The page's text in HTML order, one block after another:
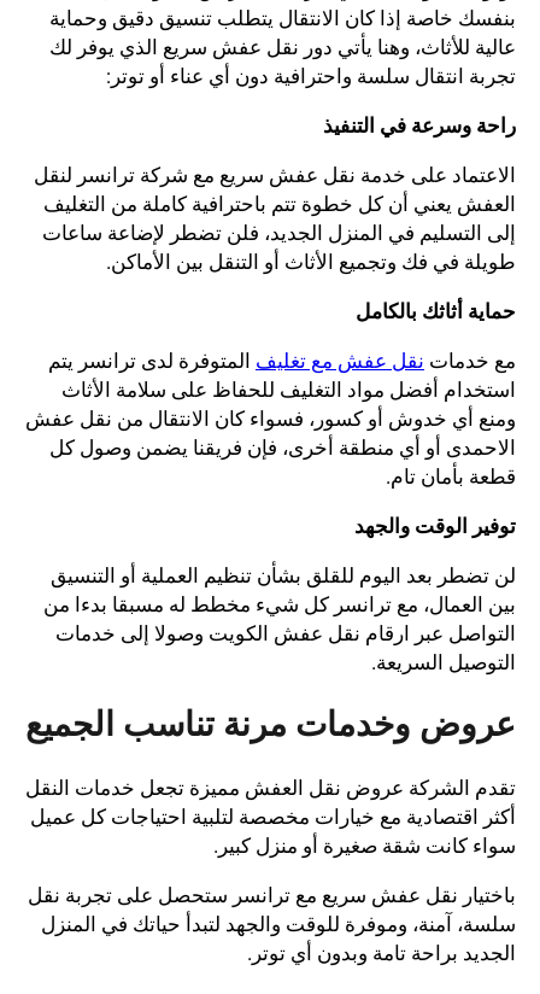
بنفسك خاصة إذا كان الانتقال يتطلب تنسيق دقيق وحماية
عالية للأثاث، وهنا يأتي دور نقل عفش سريع الذي يوفر لك
تجربة انتقال سلسة واحترافية دون أي عناء أو توتر:
راحة وسرعة في التنفيذ
الاعتماد على خدمة نقل عفش سريع مع شركة ترانسر لنقل
العفش يعني أن كل خطوة تتم باحترافية كاملة من التغليف
إلى التسليم في المنزل الجديد، فلن تضطر لإضاعة ساعات
طويلة في فك وتجميع الأثاث أو التنقل بين الأماكن.
حماية أثاثك بالكامل
مع خدمات نقل عفش مع تغليف المتوفرة لدى ترانسر يتم
استخدام أفضل مواد التغليف للحفاظ على سلامة الأثاث
ومنع أي خدوش أو كسور، فسواء كان الانتقال من نقل عفش
الاحمدى أو أي منطقة أخرى، فإن فريقنا يضمن وصول كل
قطعة بأمان تام.
توفير الوقت والجهد
لن تضطر بعد اليوم للقلق بشأن تنظيم العملية أو التنسيق
بين العمال، مع ترانسر كل شيء مخطط له مسبقا بدءا من
التواصل عبر ارقام نقل عفش الكويت وصولا إلى خدمات
التوصيل السريعة.
عروض وخدمات مرنة تناسب الجميع
تقدم الشركة عروض نقل العفش مميزة تجعل خدمات النقل
أكثر اقتصادية مع خيارات مخصصة لتلبية احتياجات كل عميل
سواء كانت شقة صغيرة أو منزل كبير.
باختيار نقل عفش سريع مع ترانسر ستحصل على تجربة نقل
سلسة، آمنة، وموفرة للوقت والجهد لتبدأ حياتك في المنزل
الجديد براحة تامة وبدون أي توتر.